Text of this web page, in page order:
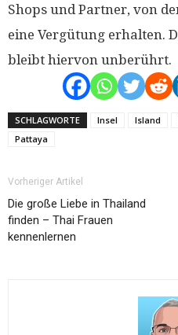
Shops und Partner, von
eine Vergütung erhalten.
bleibt hiervon unberührt.
SCHLAGWORTE Insel Island
Pattaya
Vorheriger Artikel
Die große Liebe in Thailand
finden – Thai Frauen
kennenlernen